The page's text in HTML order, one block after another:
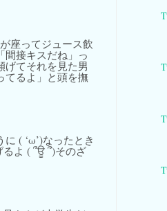
座ってジュース飲
間接キスだね」っ
げてそれを見た男
てるよ」と頭を撫
に ( ‘ω’)なったとき
るよ ( ՞ਊ ՞)そのざ